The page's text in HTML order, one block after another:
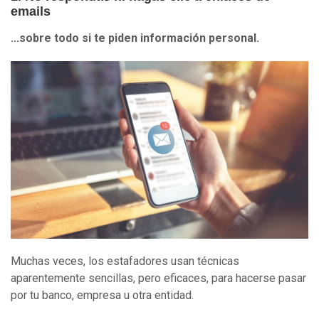
emails
...sobre todo si te piden información personal .
Muchas veces, los estafadores usan técnicas
aparentemente sencillas, pero eficaces, para hacerse pasar
por tu banco, empresa u otra entidad.